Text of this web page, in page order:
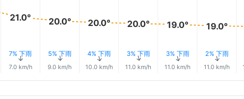
21.0°
7% 下雨
↑
7.0 km/h
20.0°
5% 下雨
↑
9.0 km/h
20.0°
4% 下雨
↑
10.0 km/h
20.0°
3% 下雨
↑
11.0 km/h
19.0°
3% 下雨
↑
11.0 km/h
19.0°
2% 下雨
↑
11.0 km/h